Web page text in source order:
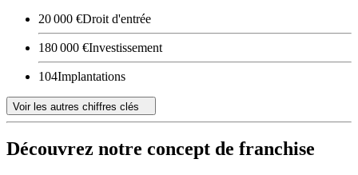
20 000 €Droit d'entrée
180 000 €Investissement
104Implantations
Voir les autres chiffres clés
Découvrez notre concept de franchise